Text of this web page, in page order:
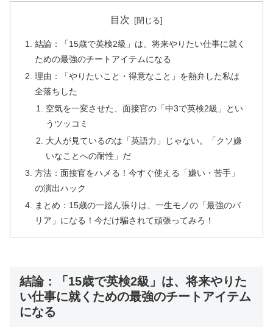
目次
結論：「15歳で英検2級」は、将来やりたい仕事に就く
ための最強のチートアイテムになる
理由：「やりたいこと・得意なこと」を熱弁した私は
全落ちした
空気を一変させた、面接官の「中3で英検2級」とい
うツッコミ
大人が見ているのは「英語力」じゃない。「クソ嫌
いなことへの耐性」だ
方法：面接官をハメる！今すぐ使える「嫌い・苦手」
の演出ハック
まとめ：15歳の一踏ん張りは、一生モノの「最強のバ
リア」になる！今だけ騙されて頑張ってみろ！
結論：「15歳で英検2級」は、将来やりた
い仕事に就くための最強のチートアイテム
になる